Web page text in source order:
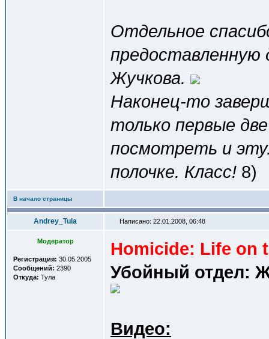
Отдельное
предоставленную
Жучкова.
Наконец-то
только первые
посмотреть и
полочке. Класс! 8)
В начало страницы
Andrey_Tula Написано: 22.01.2008, 06:48
Модератор
Регистрация: 30.05.2005
Сообщений: 2390
Откуда: Тула
Homicide: Life on
Убойный отдел:
Видео: